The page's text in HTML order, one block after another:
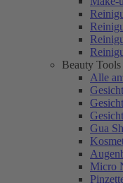
Beauty
Alle
Gua
Micro